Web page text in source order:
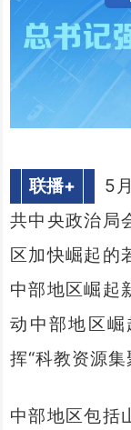
联播+
5
共中央政治局
区加快崛起的
中部地区崛起
动中部地区
挥“科教资源集
中部地区包括